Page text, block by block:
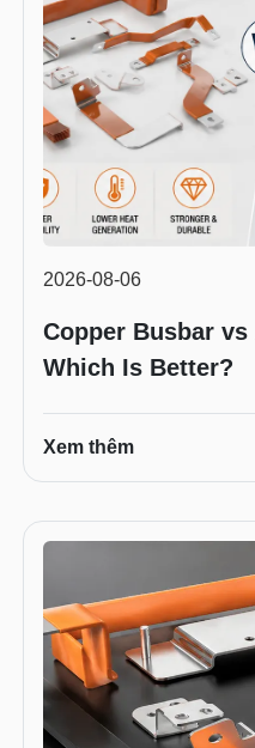
2026-08-06
Copper Busbar
Which Is Better?
Xem thêm